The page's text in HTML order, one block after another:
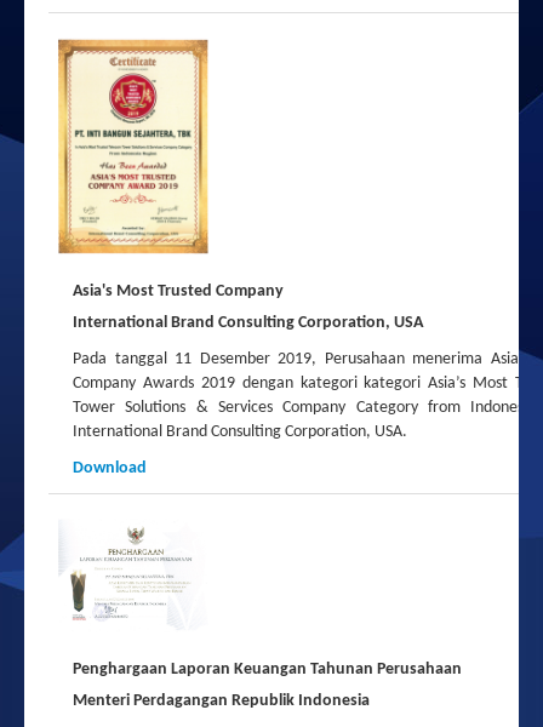
Asia's Most Trusted Company
International Brand Consulting Corporation, USA
Pada tanggal 11 Desember 2019, Perusahaan menerima Asia’s
Company Awards 2019 dengan kategori kategori Asia’s Most
Tower Solutions & Services Company Category from
International Brand Consulting Corporation, USA.
Download
Penghargaan Laporan Keuangan Tahunan Perusahaan
Menteri Perdagangan Republik Indonesia